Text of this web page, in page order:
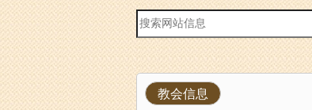
站
内
搜
索
教会信息